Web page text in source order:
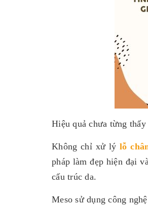
Hiệu quả chưa từng
Không chỉ xử lýlỗ
pháp làm đẹp hiện đại
cấu trúc da.
Meso sử dụng công